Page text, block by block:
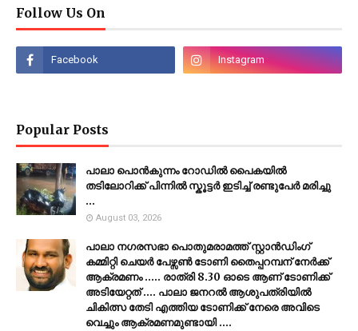
Follow Us On
Popular Posts
പാലാ പൊൻകുന്നം റോഡിൽ പൈകയിൽ
തടിലോറിക്ക് പിന്നിൽ സ്കൂട്ടർ ഇടിച്ച് രണ്ടുപേർ മരിച്ചു
...
August 03, 2026
പാലാ നഗരസഭാ പൊതുമരാമത്ത് സ്റ്റാൻഡിംഗ്
കമ്മിറ്റി ചെയർ പേഴ്സൺ ടോണി തൈപ്പറമ്പന് നേർക്ക്
ആക്രമണം ..... രാത്രി 8.30 ഓടെ ആണ് ടോണിക്ക്
അടിയേറ്റത് .... പാലാ ജനറൽ ആശുപത്രിയിൽ
ചികിത്സ തേടി എത്തിയ ടോണിക്ക് നേരെ അവിടെ
വെച്ചും ആക്രമണമുണ്ടായി ....